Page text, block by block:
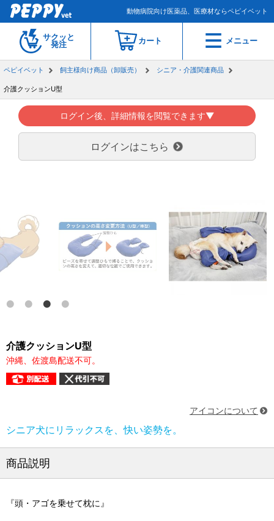
動物病院向け医薬品、医療材ならペピイベット
サクッと
発注
カート メニュー
ペピイベット 飼主様向け商品（卸販売） シニア・介護関連商品
介護クッションU型
ログイン後、詳細情報を閲覧できます▼
ログインはこちら
介護クッションU型
沖縄、佐渡島配送不可。
アイコンについて
シニア犬にリラックスを、快い姿勢を。
商品説明
『頭・アゴを乗せて枕に』